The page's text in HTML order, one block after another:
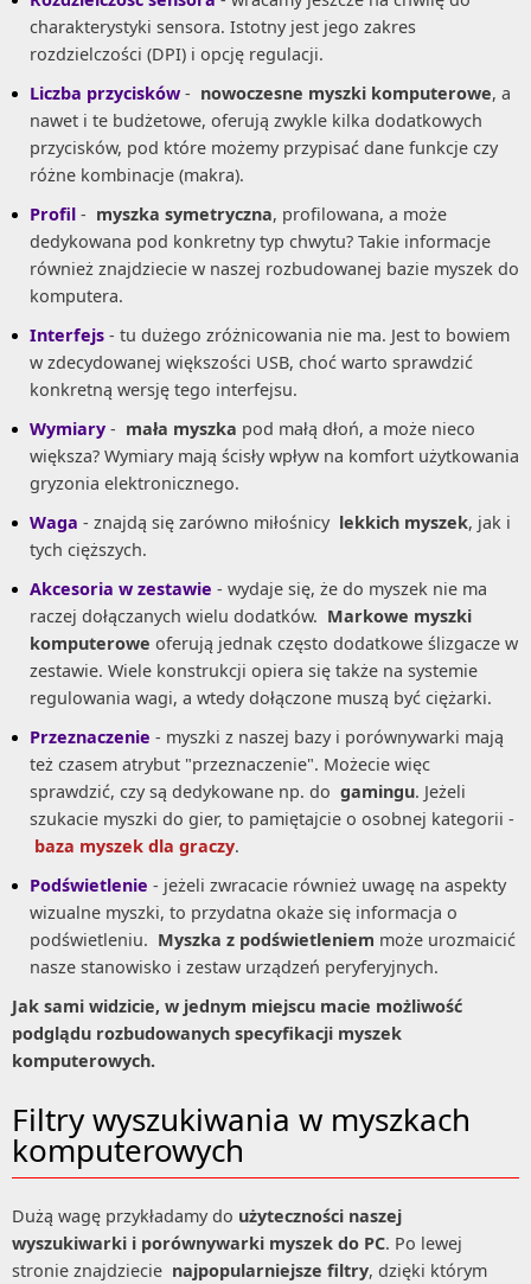
charakterystyki sensora. Istotny jest jego zakres
rozdzielczości (DPI) i opcję regulacji.
Liczba przycisków - nowoczesne myszki komputerowe, a
nawet i te budżetowe, oferują zwykle kilka dodatkowych
przycisków, pod które możemy przypisać dane funkcje czy
różne kombinacje (makra).
Profil - myszka symetryczna, profilowana, a może
dedykowana pod konkretny typ chwytu? Takie informacje
również znajdziecie w naszej rozbudowanej bazie myszek do
komputera.
Interfejs - tu dużego zróżnicowania nie ma. Jest to bowiem
w zdecydowanej większości USB, choć warto sprawdzić
konkretną wersję tego interfejsu.
Wymiary - mała myszka pod małą dłoń, a może nieco
większa? Wymiary mają ścisły wpływ na komfort użytkowania
gryzonia elektronicznego.
Waga - znajdą się zarówno miłośnicy lekkich myszek, jak i
tych cięższych.
Akcesoria w zestawie - wydaje się, że do myszek nie ma
raczej dołączanych wielu dodatków. Markowe myszki
komputerowe oferują jednak często dodatkowe ślizgacze w
zestawie. Wiele konstrukcji opiera się także na systemie
regulowania wagi, a wtedy dołączone muszą być ciężarki.
Przeznaczenie - myszki z naszej bazy i porównywarki mają
też czasem atrybut "przeznaczenie". Możecie więc
sprawdzić, czy są dedykowane np. do gamingu. Jeżeli
szukacie myszki do gier, to pamiętajcie o osobnej kategorii -
baza myszek dla graczy.
Podświetlenie - jeżeli zwracacie również uwagę na aspekty
wizualne myszki, to przydatna okaże się informacja o
podświetleniu. Myszka z podświetleniem może urozmaicić
nasze stanowisko i zestaw urządzeń peryferyjnych.
Jak sami widzicie, w jednym miejscu macie możliwość
podglądu rozbudowanych specyfikacji myszek
komputerowych.
Filtry wyszukiwania w myszkach
komputerowych
Dużą wagę przykładamy do użyteczności naszej
wyszukiwarki i porównywarki myszek do PC. Po lewej
stronie znajdziecie najpopularniejsze filtry, dzięki którym